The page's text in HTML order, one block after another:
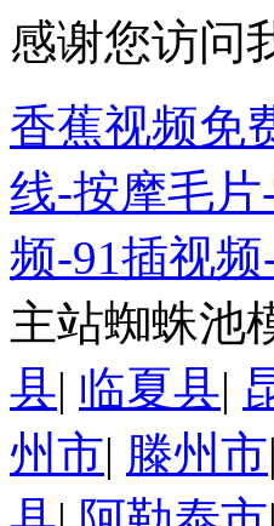
感谢您访问
香蕉视频免
线-按摩毛
频-91插视
主站蜘蛛池
县| 临夏县|
州市| 滕州市|